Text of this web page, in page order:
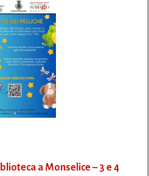
a Monselice – 3 e 4